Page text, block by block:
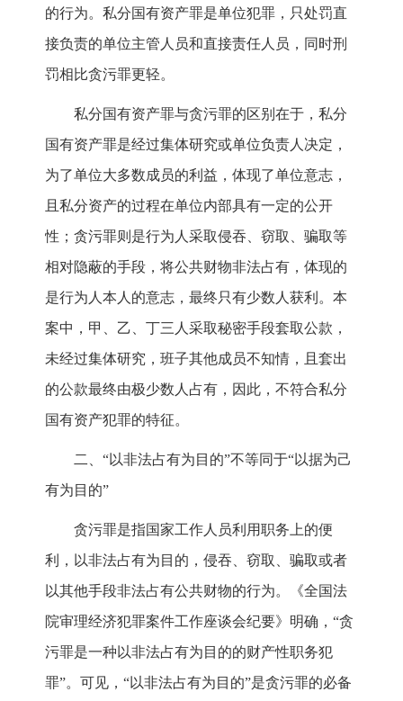
的行为。私分国有资产罪是单位犯罪，只处罚直
接负责的单位主管人员和直接责任人员，同时刑
罚相比贪污罪更轻。
私分国有资产罪与贪污罪的区别在于，私分
国有资产罪是经过集体研究或单位负责人决定，
为了单位大多数成员的利益，体现了单位意志，
且私分资产的过程在单位内部具有一定的公开
性；贪污罪则是行为人采取侵吞、窃取、骗取等
相对隐蔽的手段，将公共财物非法占有，体现的
是行为人本人的意志，最终只有少数人获利。本
案中，甲、乙、丁三人采取秘密手段套取公款，
未经过集体研究，班子其他成员不知情，且套出
的公款最终由极少数人占有，因此，不符合私分
国有资产犯罪的特征。
二、“以非法占有为目的”不等同于“以据为己
有为目的”
贪污罪是指国家工作人员利用职务上的便
利，以非法占有为目的，侵吞、窃取、骗取或者
以其他手段非法占有公共财物的行为。《全国法
院审理经济犯罪案件工作座谈会纪要》明确，“贪
污罪是一种以非法占有为目的的财产性职务犯
罪”。可见，“以非法占有为目的”是贪污罪的必备